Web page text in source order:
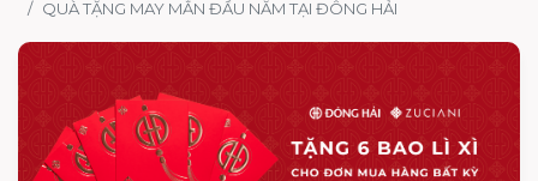
QUÀ TẶNG MAY MẮN ĐẦU NĂM TẠI ĐÔNG HẢI